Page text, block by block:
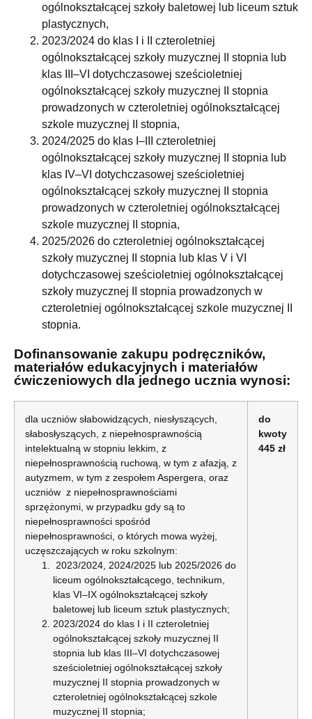
ogólnokształcącej szkoły baletowej lub liceum sztuk
plastycznych,
2023/2024 do klas I i II czteroletniej
ogólnokształcącej szkoły muzycznej II stopnia lub
klas III–VI dotychczasowej sześcioletniej
ogólnokształcącej szkoły muzycznej II stopnia
prowadzonych w czteroletniej ogólnokształcącej
szkole muzycznej II stopnia,
2024/2025 do klas I–III czteroletniej
ogólnokształcącej szkoły muzycznej II stopnia lub
klas IV–VI dotychczasowej sześcioletniej
ogólnokształcącej szkoły muzycznej II stopnia
prowadzonych w czteroletniej ogólnokształcącej
szkole muzycznej II stopnia,
2025/2026 do czteroletniej ogólnokształcącej
szkoły muzycznej II stopnia lub klas V i VI
dotychczasowej sześcioletniej ogólnokształcącej
szkoły muzycznej II stopnia prowadzonych w
czteroletniej ogólnokształcącej szkole muzycznej II
stopnia.
Dofinansowanie zakupu podręczników,
materiałów edukacyjnych i materiałów
ćwiczeniowych dla jednego ucznia wynosi:
dla uczniów słabowidzących, niesłyszących,
słabosłyszących, z niepełnosprawnością
intelektualną w stopniu lekkim, z
niepełnosprawnością ruchową, w tym z afazją, z
autyzmem, w tym z zespołem Aspergera, oraz
uczniów z niepełnosprawnościami
sprzężonymi, w przypadku gdy są to
niepełnosprawności spośród
niepełnosprawności, o których mowa wyżej,
uczęszczających w roku szkolnym:
2023/2024, 2024/2025 lub 2025/2026 do
liceum ogólnokształcącego, technikum,
klas VI–IX ogólnokształcącej szkoły
baletowej lub liceum sztuk plastycznych;
2023/2024 do klas I i II czteroletniej
ogólnokształcącej szkoły muzycznej II
stopnia lub klas III–VI dotychczasowej
sześcioletniej ogólnokształcącej szkoły
muzycznej II stopnia prowadzonych w
czteroletniej ogólnokształcącej szkole
muzycznej II stopnia;
do
kwoty
445 zł